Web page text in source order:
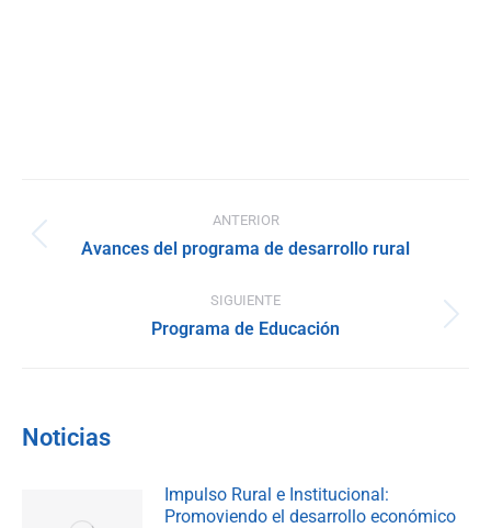
entre
ANTERIOR
Publicación
Avances del programa de desarrollo rural
SIGUIENTE
Publicación
Programa de Educación
Noticias
Impulso Rural e Institucional:
Promoviendo el desarrollo económico